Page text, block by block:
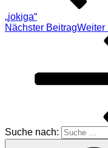
„jokiga“
Nächster BeitragWeiter
Suche nach: